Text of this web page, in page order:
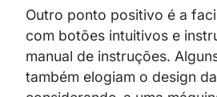
Outro ponto positivo é a
com botões intuitivos e
manual de instruções.
também elogiam o design da